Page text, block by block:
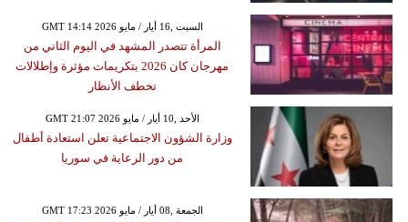
GMT 14:14 2026 السبت ,16 أيار / مايو
المرأة تتصدر المشهد في اليوم الثاني من
مهرجان كان 2026 بتكريمات مؤثرة وإطلالات
تخطف الأنظار
GMT 21:07 2026 الأحد ,10 أيار / مايو
وزارة الشؤون الاجتماعية تعلن استعادة أطفال
من دور الرعاية في سوريا
GMT 17:23 2026 الجمعة ,08 أيار / مايو